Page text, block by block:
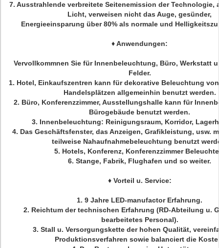
7. Ausstrahlende verbreitete Seitenemission der Technologie,
Licht, verweisen nicht das Auge, gesünder,
Energieeinsparung über 80% als normale und
♦Anwendungen:
Vervollkommnen Sie für Innenbeleuchtung, Büro, Werkstatt
Felder.
1. Hotel, Einkaufszentren kann für dekorative Beleuchtung
Handelsplätzen allgemeinhin benutzt werden.
2. Büro, Konferenzzimmer, Ausstellungshalle kann für
Bürogebäude benutzt werden.
3. Innenbeleuchtung: Reinigungsraum, Korridor,
4. Das Geschäftsfenster, das Anzeigen, Grafikleistung, usw.
teilweise Nahaufnahmebeleuchtung benutzt
5. Hotels, Konferenz, Konferenzzimmer
6. Stange, Fabrik, Flughafen und so weiter.
♦ Vorteil u. Service:
1. 9 Jahre LED-manufactor Erfahrung.
2. Reichtum der technischen Erfahrung (RD-Abteilung u.
bearbeitetes Personal).
3. Stall u. Versorgungskette der hohen Qualität,
Produktionsverfahren sowie balanciert die